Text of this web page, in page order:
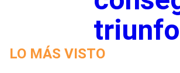
triunfo
LO MÁS VISTO